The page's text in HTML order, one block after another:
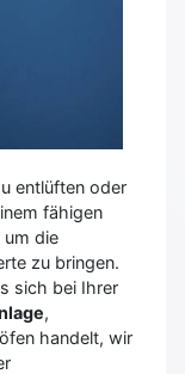
entlüften oder
fähigen
die
zu bringen.
sich bei Ihrer
,
handelt, wir